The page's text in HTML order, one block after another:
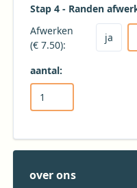
Stap 4 - Randen
Afwerken
(€ 7.50):
ja
Kies ja
Kies
aantal:
over ons